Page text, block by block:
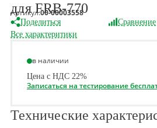
для FRB-770
Артикул:00-00003558
Поделиться Сравнение
Все характеритики
в наличии
Цена с НДС 22%
Записаться на тестирование
Технические